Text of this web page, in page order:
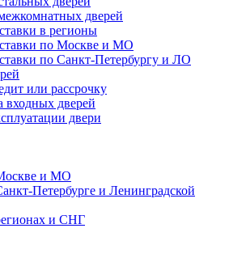
дверей
в регионы
по Москве и МО
по Санкт-Петербургу и ЛО
или рассрочку
входных дверей
двери
и МО
Петербурге и Ленинградской
и СНГ